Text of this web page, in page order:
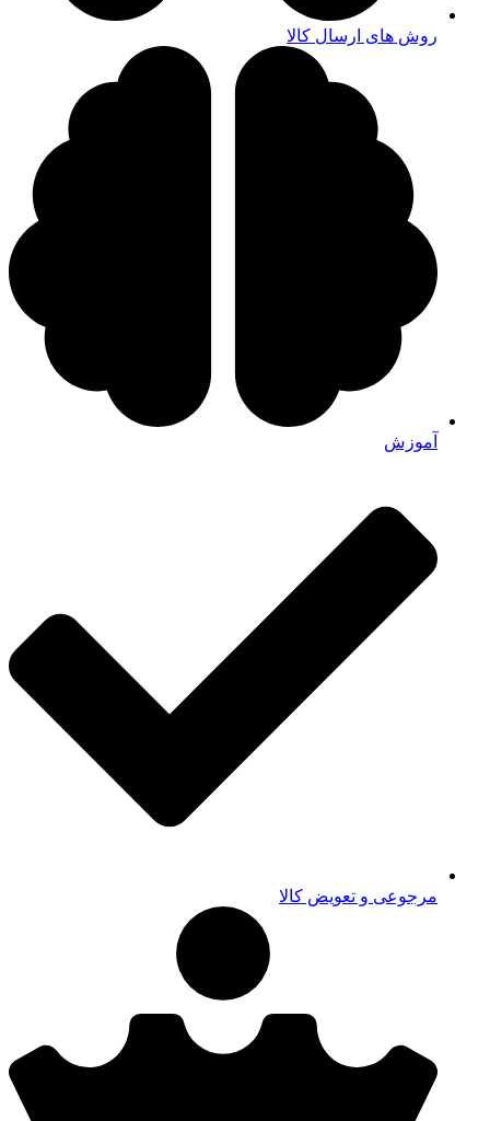
روش های ارسال کالا
آموزش
مرجوعی و تعویض کالا